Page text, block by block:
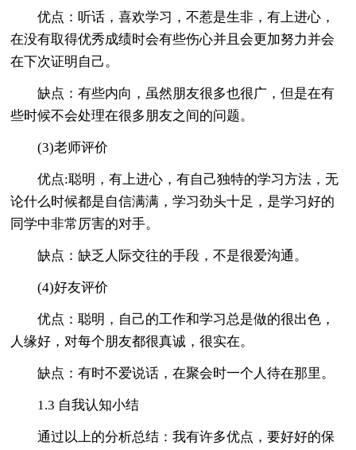
优点：听话，喜欢学习，不惹是生非，有上进心，
在没有取得优秀成绩时会有些伤心并且会更加努力并会
在下次证明自己。
缺点：有些内向，虽然朋友很多也很广，但是在有
些时候不会处理在很多朋友之间的问题。
(3)老师评价
优点:聪明，有上进心，有自己独特的学习方法，无
论什么时候都是自信满满，学习劲头十足，是学习好的
同学中非常厉害的对手。
缺点：缺乏人际交往的手段，不是很爱沟通。
(4)好友评价
优点：聪明，自己的工作和学习总是做的很出色，
人缘好，对每个朋友都很真诚，很实在。
缺点：有时不爱说话，在聚会时一个人待在那里。
1.3 自我认知小结
通过以上的分析总结：我有许多优点，要好好的保